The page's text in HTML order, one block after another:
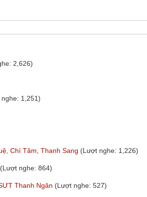
2,626)
1,251)
Chí Tâm, Thanh Sang (Lượt nghe: 1,226)
(Lượt nghe: 864)
Thanh Ngân (Lượt nghe: 527)